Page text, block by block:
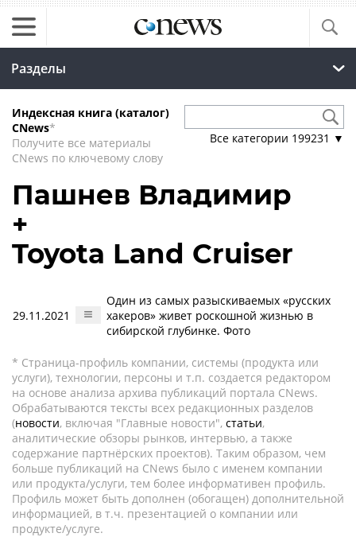
Разделы
Индексная книга (каталог)
CNews*
Получите все материалы
CNews по ключевому слову
Все категории 199231 ▼
Пашнев Владимир
+
Toyota Land Cruiser
29.11.2021
Один из самых разыскиваемых «русских
хакеров» живет роскошной жизнью в
сибирской глубинке. Фото
* Страница-профиль компании, системы (продукта или
услуги), технологии, персоны и т.п. создается редактором
на основе анализа архива публикаций портала CNews.
Обрабатываются тексты всех редакционных разделов
(новости, включая "Главные новости", статьи,
аналитические обзоры рынков, интервью, а также
содержание партнёрских проектов). Таким образом, чем
больше публикаций на CNews было с именем компании
или продукта/услуги, тем более информативен профиль.
Профиль может быть дополнен (обогащен) дополнительной
информацией, в т.ч. презентацией о компании или
продукте/услуге.